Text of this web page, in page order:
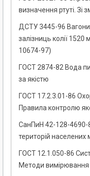
визначення ртуті. Зі
ДСТУ 3445-96
залізниць колії 1520
10674-97)
ГОСТ 2874-82 Вода
за якістю
ГОСТ 17.2.3.01-86
Правила контролю
СанПиН 42-128-4690-
територій населених
ГОСТ 12.1.050-86
Методи